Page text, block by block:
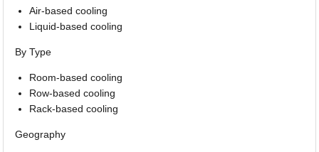
Air-based cooling
Liquid-based cooling
By Type
Room-based cooling
Row-based cooling
Rack-based cooling
Geography